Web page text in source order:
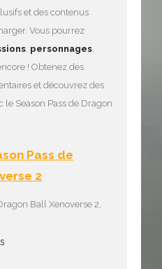
et des contenus
Vous pourrez
personnages
! Obtenez des
et découvrez des
Season Pass de Dragon
Pass de
2
Ball Xenoverse 2,